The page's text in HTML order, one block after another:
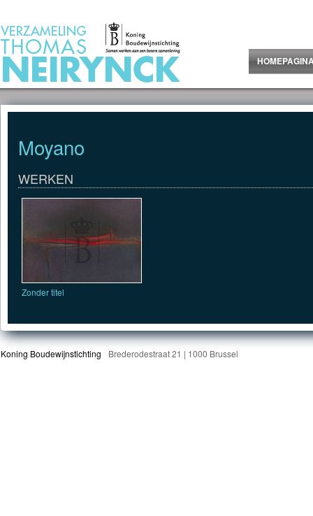
Moyano
WERKEN
Zonder titel
Koning Boudewijnstichting Brederodestraat 21 | 1000 Brussel